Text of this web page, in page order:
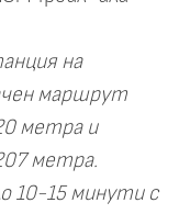
на
маршрут
метра и
метра.
10-15 минути с